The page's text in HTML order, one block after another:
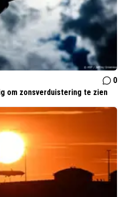
0
om zonsverduistering te zien